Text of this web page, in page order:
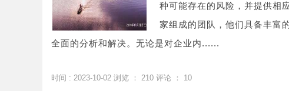
种可能存在的风险，并提供相
家组成的团队，他们具备丰富
全面的分析和解决。无论是对企业内......
时间 : 2023-10-02 浏览 ： 210 评论 ： 10